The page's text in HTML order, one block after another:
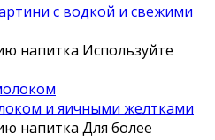
с водкой и свежими
напитка Используйте
и яичными желтками
напитка Для более